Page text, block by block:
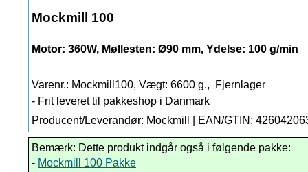
Mockmill 100
Motor: 360W, Møllesten: Ø90 mm, Ydelse: 100 g/min
Varenr.: Mockmill100, Vægt: 6600 g.,
Fjernlager
- Frit leveret til pakkeshop i Danmark
Producent/Leverandør: Mockmill | EAN/GTIN:
Bemærk: Dette produkt indgår også i følgende pakke:
- Mockmill 100 Pakke